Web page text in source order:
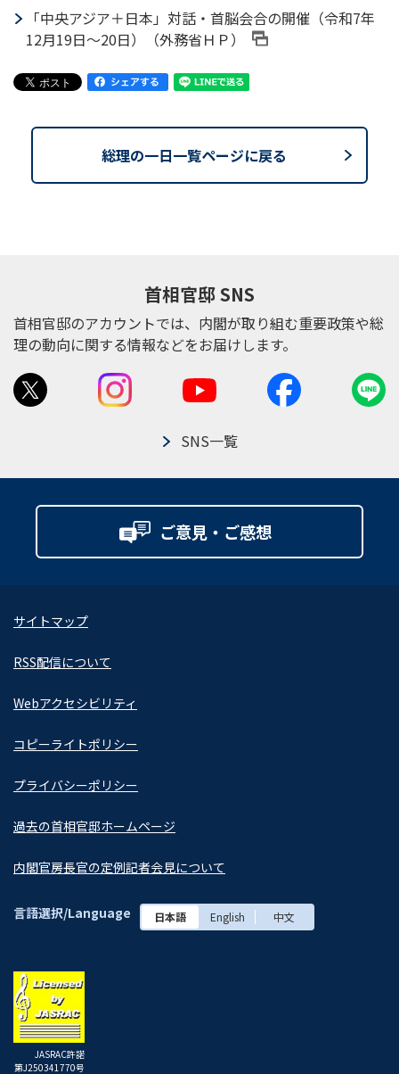
「中央アジア＋日本」対話・首脳会合の開催（令和7年
12月19日～20日）（外務省ＨＰ）
総理の一日一覧ページに戻る
首相官邸 SNS
首相官邸のアカウントでは、内閣が取り組む重要政策や総
理の動向に関する情報などをお届けします。
SNS一覧
ご意見・ご感想
サイトマップ
RSS配信について
Webアクセシビリティ
コピーライトポリシー
プライバシーポリシー
過去の首相官邸ホームページ
内閣官房長官の定例記者会見について
言語選択/Language 日本語 English 中文
JASRAC許諾
第J250341770号